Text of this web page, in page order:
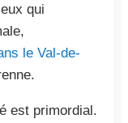
qui
le Val-de-
est primordial.